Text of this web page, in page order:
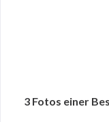
3 Fotos einer